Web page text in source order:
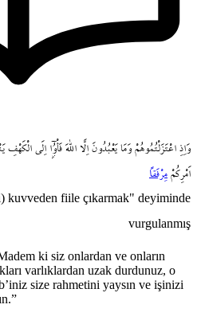
وَاِذِ اعْتَزَلْتُمُوهُمْ وَمَا يَعْبُدُونَ اِلَّا اللّٰهَ فَأْوُٓ۫ا اِلَى الْكَهْفِ
اَمْرِكُمْ مِرْفَقاً
kuvveden fiile çıkarmak" deyiminde
vurgulanmış
ki siz onlardan ve onların
varlıklardan uzak durdunuz, o
size rahmetini yaysın ve işinizi